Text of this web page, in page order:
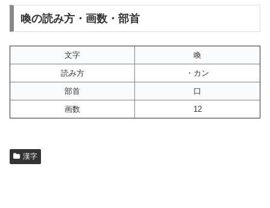
喚の読み方・画数・部首
文字
喚
読み方
・カン
部首
口
画数
12
漢字